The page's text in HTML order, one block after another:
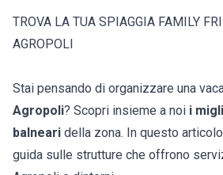
TROVA LA TUA SPIAGGIA FAMILY
AGROPOLI
Stai pensando di organizzare una
Agropoli? Scopri insieme a noi i
balneari della zona. In questo
guida sulle strutture che offrono